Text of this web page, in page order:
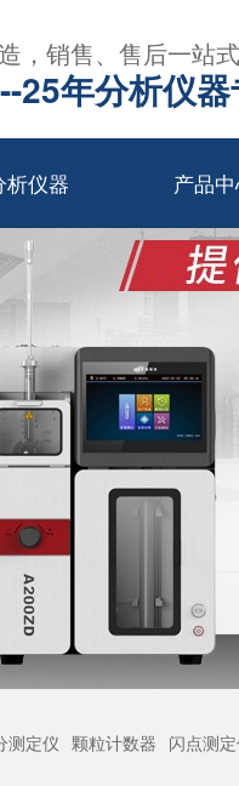
，销售、售后一站
25年分析仪
析仪器 产品
测定仪 颗粒计数器 闪点测